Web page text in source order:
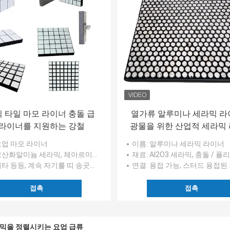
타일 마모 라이너 충돌 급
이너를 지원하는 강철
업 마모 라이너
화알미늄 세라믹, 체아르미크 즈타, HPA 세라믹
등등, 계속 자기를 띠 송곳을 탈퇴합니다.
접촉
열가류 알루미나 세라믹 라
광물을 위한 산업적 세라믹
을 용접했습니다
이름: 알루미나 세라믹 라이너
재료: AI2O3 세라믹, 충돌 / 폴
연결: 용접 가능, 스터드 용접된 스터딩된 금속판, 망네티드 CN
접촉
을 정렬시키는 요업 급류